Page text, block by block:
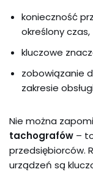
konieczność
określony czas,
kluczowe
zobowiązanie
zakresie
Nie można
tachografów –
przedsiębiorców.
urządzeń są